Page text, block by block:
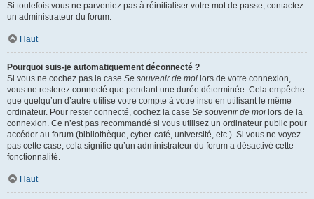
Si toutefois vous ne parveniez pas à réinitialiser votre mot de passe, contactez
un administrateur du forum.
Haut
Pourquoi suis-je automatiquement déconnecté ?
Si vous ne cochez pas la case Se souvenir de moi lors de votre connexion,
vous ne resterez connecté que pendant une durée déterminée. Cela empêche
que quelqu’un d’autre utilise votre compte à votre insu en utilisant le même
ordinateur. Pour rester connecté, cochez la case Se souvenir de moi lors de la
connexion. Ce n’est pas recommandé si vous utilisez un ordinateur public pour
accéder au forum (bibliothèque, cyber-café, université, etc.). Si vous ne voyez
pas cette case, cela signifie qu’un administrateur du forum a désactivé cette
fonctionnalité.
Haut